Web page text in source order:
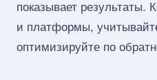
показывает
и платформы,
оптимизируйте по